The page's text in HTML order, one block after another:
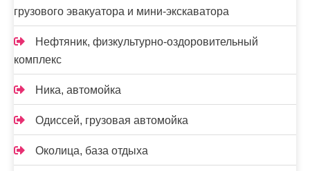
грузового эвакуатора и мини-экскаватора
Нефтяник, физкультурно-оздоровительный
комплекс
Ника, автомойка
Одиссей, грузовая автомойка
Околица, база отдыха